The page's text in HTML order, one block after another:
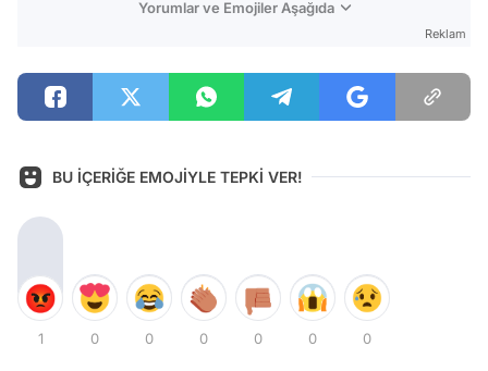
Yorumlar ve Emojiler Aşağıda
Reklam
BU İÇERİĞE EMOJİYLE TEPKİ VER!
1 0 0 0 0 0 0